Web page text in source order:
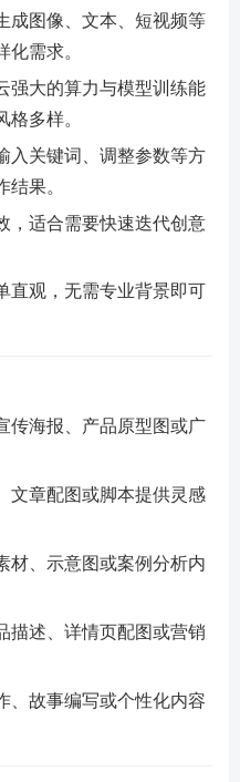
成图像、文本、短视频等
需求。
强大的算力与模型训练能
多样。
入关键词、调整参数等方
果。
，适合需要快速迭代创意
直观，无需专业背景即可
传海报、产品原型图或广
文章配图或脚本提供灵感
材、示意图或案例分析内
描述、详情页配图或营销
、故事编写或个性化内容